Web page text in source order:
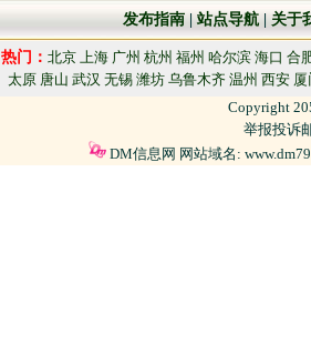
发布指南 |站点导航| 关于
热门： 北京 上海 广州 杭州 福州 哈尔滨 海口 合
太原 唐山 武汉 无锡 潍坊 乌鲁木齐 温州 西安 厦
Copyright
举报投诉
DM信息网 网站域名: